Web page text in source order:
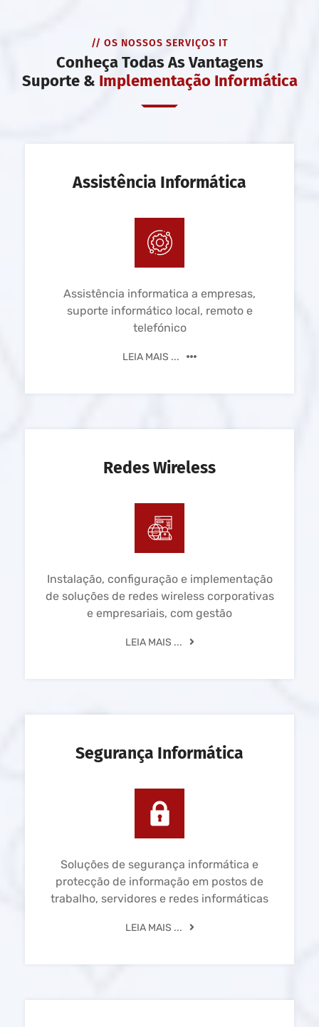
// OS NOSSOS SERVIÇOS IT
Conheça Todas As Vantagens
Suporte & Implementação Informática
Assistência Informática
Assistência informatica a empresas,
suporte informático local, remoto e
telefónico
LEIA MAIS ...
Redes Wireless
Instalação, configuração e implementação
de soluções de redes wireless corporativas
e empresariais, com gestão
LEIA MAIS ...
Segurança Informática
Soluções de segurança informática e
protecção de informação em postos de
trabalho, servidores e redes informáticas
LEIA MAIS ...